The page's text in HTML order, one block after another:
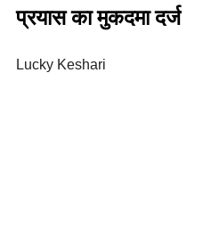
प्रयास का मुकदमा दर्ज
Lucky Keshari